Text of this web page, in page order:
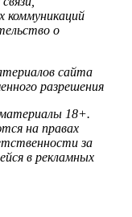
коммуникаций
о
сайта
разрешения
18+.
на правах
за
в рекламных